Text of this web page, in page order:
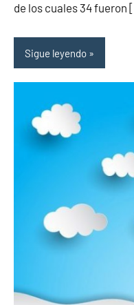
de los cuales 34 fueron
Sigue leyendo